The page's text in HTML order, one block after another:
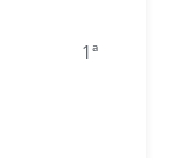
1ª